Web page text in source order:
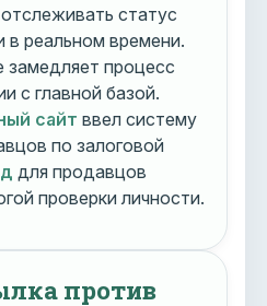
статус
в реальном времени.
замедляет процесс
с главной базой.
сайт ввел систему
по залоговой
для продавцов
проверки личности.
против